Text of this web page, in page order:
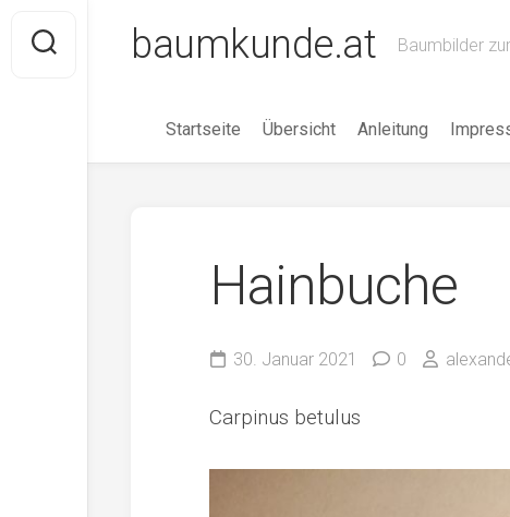
content
baumkunde.at Baumbilder
Startseite Übersicht Anleitung
Hainbuche
30. Januar 2021 0
Carpinus betulus